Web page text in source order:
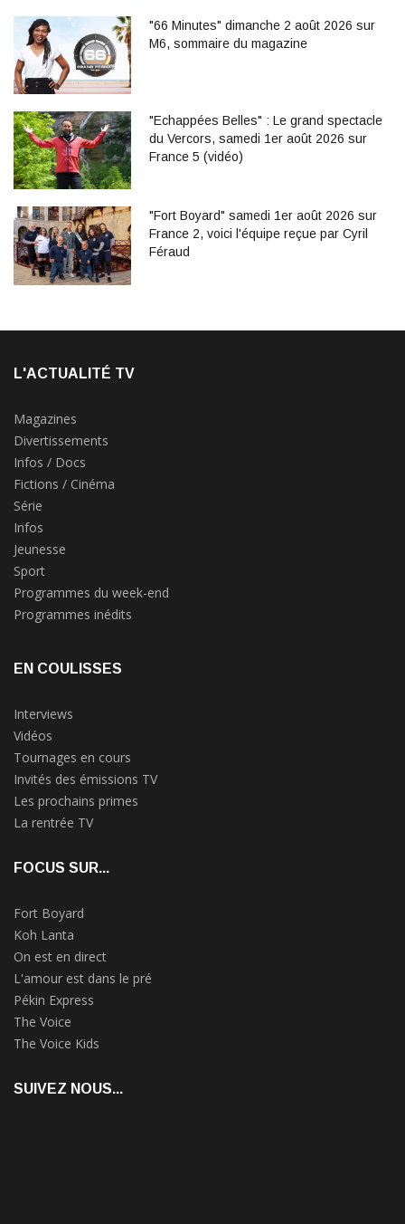
"66 Minutes" dimanche 2 août 2026 sur
M6, sommaire du magazine
"Echappées Belles" : Le grand spectacle
du Vercors, samedi 1er août 2026 sur
France 5 (vidéo)
"Fort Boyard" samedi 1er août 2026 sur
France 2, voici l'équipe reçue par Cyril
Féraud
L'ACTUALITÉ TV
Magazines
Divertissements
Infos / Docs
Fictions / Cinéma
Série
Infos
Jeunesse
Sport
Programmes du week-end
Programmes inédits
EN COULISSES
Interviews
Vidéos
Tournages en cours
Invités des émissions TV
Les prochains primes
La rentrée TV
FOCUS SUR...
Fort Boyard
Koh Lanta
On est en direct
L'amour est dans le pré
Pékin Express
The Voice
The Voice Kids
SUIVEZ NOUS...